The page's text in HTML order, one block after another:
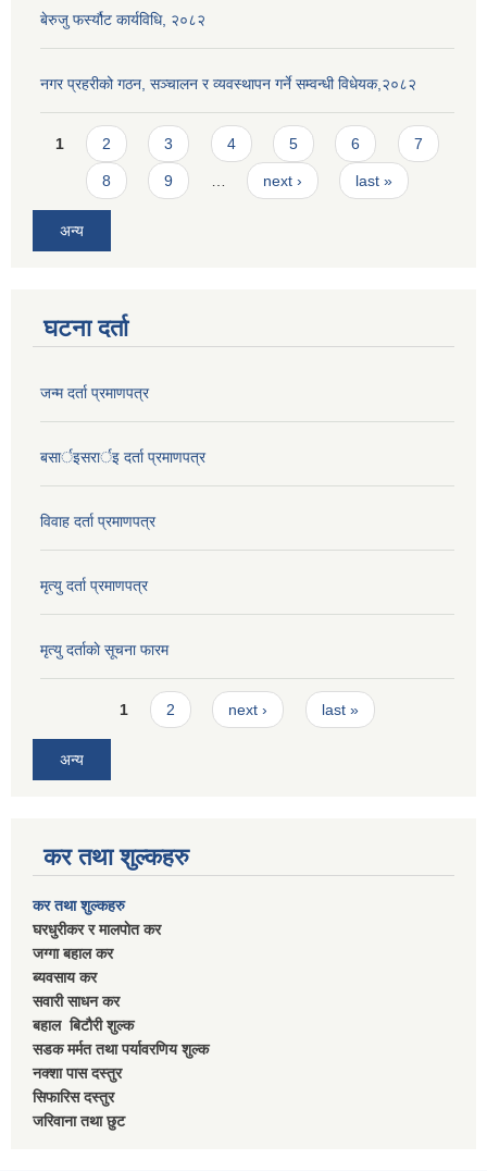
बेरुजु फर्स्यौट कार्यविधि, २०८२
नगर प्रहरीको गठन, सञ्चालन र व्यवस्थापन गर्ने सम्वन्धी विधेयक,२०८२
Pages
1 2 3 4 5 6 7
8 9 next › last »
अन्य
घटना दर्ता
जन्म दर्ता प्रमाणपत्र
बसार्इसरार्इ दर्ता प्रमाणपत्र
विवाह दर्ता प्रमाणपत्र
मृत्यु दर्ता प्रमाणपत्र
मृत्यु दर्ताकाे सूचना फारम
Pages1 2 next › last »
अन्य
कर तथा शुल्कहरु
कर तथा शुल्कहरु
घरधुरीकर र मालपाेत कर
जग्गा बहाल कर
ब्यवसाय कर
सवारी साधन कर
बहाल बिटाैरी शुल्क
सडक मर्मत तथा पर्यावरणिय शुल्क
नक्शा पास दस्तुर
सिफारिस दस्तुर
जरिवाना तथा छुट